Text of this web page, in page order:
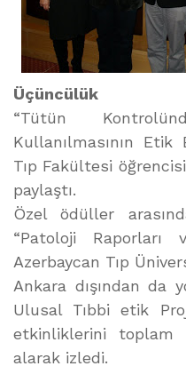
Üçüncülük
“Tütün
Kullanılmasının
Tıp Fakültesi
paylaştı.
Özel ödüller
“Patoloji Raporları
Azerbaycan Tıp
Ankara dışından da
Ulusal Tıbbi etik
etkinliklerini toplam
alarak izledi.